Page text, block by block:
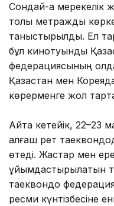
Сондай-ақ мерекелік
толық метражды
таныстырылды. Ел
бұл кинотуынды
федерациясының
Қазақстан мен
көрерменге жол
Айта кетейік, 22–23
алғаш рет
өтеді. Жастар мен
ұйымдастырылатын
таеквондо
ресми күнтізбесіне